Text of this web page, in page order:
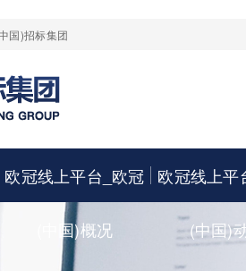
国)招标集团
欧冠线上平台_欧冠
(中国)概况
欧冠线上平
(中国)